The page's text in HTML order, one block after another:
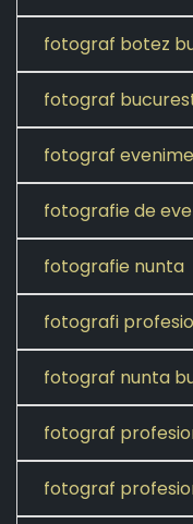
fotograf botez
fotograf
fotograf
fotografie de
fotografie nunta
fotografi
fotograf nunta
fotograf
fotograf